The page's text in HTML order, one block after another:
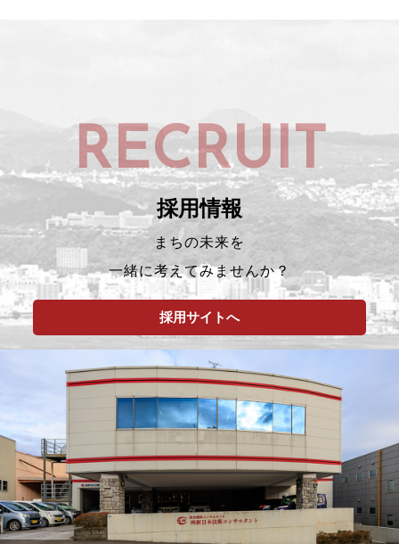
RECRUIT
採用情報
まちの未来を
一緒に考えてみませんか？
採用サイトへ